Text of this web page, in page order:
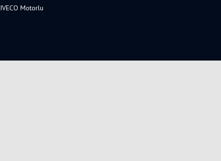
IVECO Motorlu